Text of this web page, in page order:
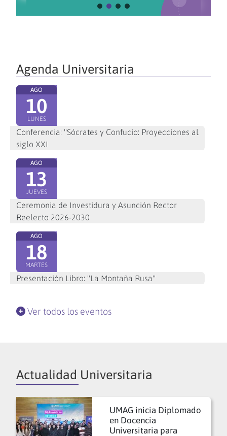
Agenda Universitaria
AGO
10
LUNES
Conferencia: "Sócrates y Confucio: Proyecciones al
siglo XXI
AGO
13
JUEVES
Ceremonia de Investidura y Asunción Rector
Reelecto 2026-2030
AGO
18
MARTES
Presentación Libro: "La Montaña Rusa"
Ver todos los eventos
Actualidad Universitaria
UMAG inicia Diplomado
en Docencia
Universitaria para